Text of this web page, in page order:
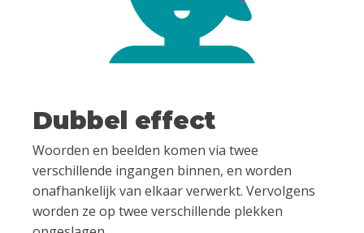
Dubbel effect
Woorden en beelden komen via twee
verschillende ingangen binnen, en worden
onafhankelijk van elkaar verwerkt. Vervolgens
worden ze op twee verschillende plekken